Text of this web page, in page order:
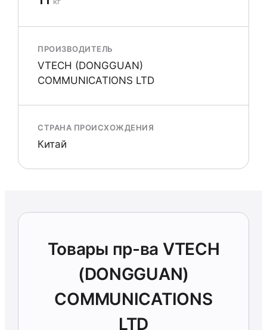
ПРОИЗВОДИТЕЛЬ
VTECH (DONGGUAN)
COMMUNICATIONS LTD
СТРАНА ПРОИСХОЖДЕНИЯ
Китай
Товары пр-ва VTECH
(DONGGUAN)
COMMUNICATIONS
LTD